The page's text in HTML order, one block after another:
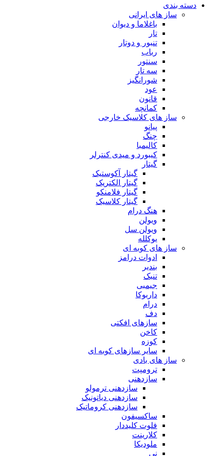
دسته بندی
ساز های ایرانی
باغلاما و دیوان
تار
تنبور و دوتار
رباب
سنتور
سه تار
شورانگیز
عود
قانون
کمانچه
ساز های کلاسیک خارجی
پیانو
چنگ
کالیمبا
کیبورد و میدی کنترلر
گیتار
گیتار آکوستیک
گیتار الکتریک
گیتار فلامنکو
گیتار کلاسیک
هنگ درام
ویولن
ویولن سل
یوکلله
ساز های کوبه ای
ادوات درامز
بندیر
تنبک
جیمبی
داربوکا
درام
دف
سازهای افکتی
کاخن
کوزه
سایر سازهای کوبه ای
ساز های بادی
ترومپت
سازدهنی
سازدهنی ترمولو
سازدهنی دیاتونیک
سازدهنی کروماتیک
ساکسیفون
فلوت کلیددار
کلارینت
ملودیکا
نی